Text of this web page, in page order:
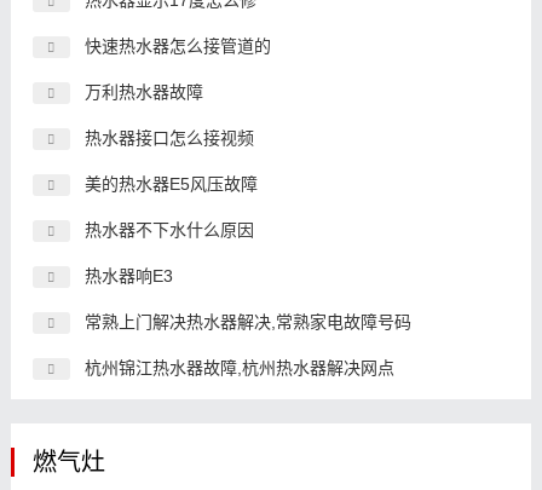
快速热水器怎么接管道的
万利热水器故障
热水器接口怎么接视频
美的热水器E5风压故障
热水器不下水什么原因
热水器响E3
常熟上门解决热水器解决,常熟家电故障号码
杭州锦江热水器故障,杭州热水器解决网点
燃气灶